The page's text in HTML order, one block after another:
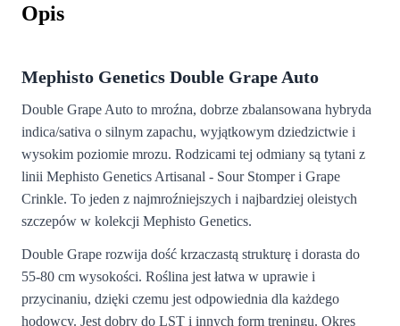
Opis
Mephisto Genetics Double Grape Auto
Double Grape Auto to mroźna, dobrze zbalansowana hybryda
indica/sativa o silnym zapachu, wyjątkowym dziedzictwie i
wysokim poziomie mrozu. Rodzicami tej odmiany są tytani z
linii Mephisto Genetics Artisanal - Sour Stomper i Grape
Crinkle. To jeden z najmroźniejszych i najbardziej oleistych
szczepów w kolekcji Mephisto Genetics.
Double Grape rozwija dość krzaczastą strukturę i dorasta do
55-80 cm wysokości. Roślina jest łatwa w uprawie i
przycinaniu, dzięki czemu jest odpowiednia dla każdego
hodowcy. Jest dobry do LST i innych form treningu. Okres